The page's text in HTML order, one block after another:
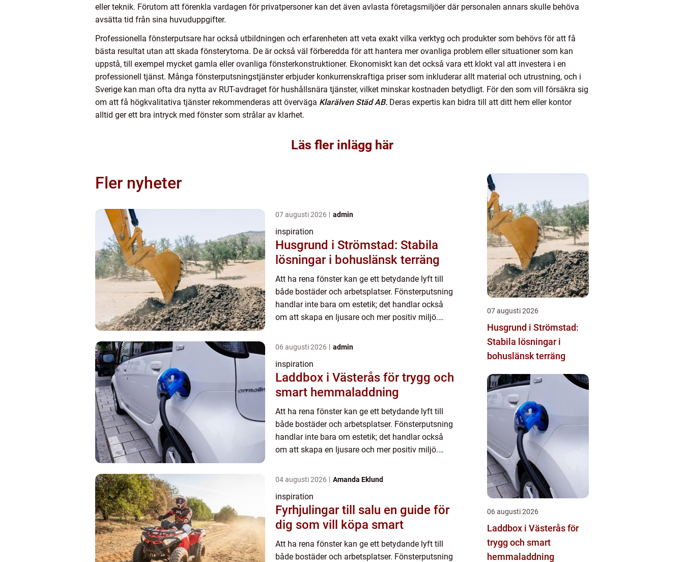
eller teknik. Förutom att förenkla vardagen för privatpersoner kan det även avlasta företagsmiljöer där personalen annars skulle behöva
avsätta tid från sina huvuduppgifter.
Professionella fönsterputsare har också utbildningen och erfarenheten att veta exakt vilka verktyg och produkter som behövs för att få
bästa resultat utan att skada fönsterytorna. De är också väl förberedda för att hantera mer ovanliga problem eller situationer som kan
uppstå, till exempel mycket gamla eller ovanliga fönsterkonstruktioner. Ekonomiskt kan det också vara ett klokt val att investera i en
professionell tjänst. Många fönsterputsningstjänster erbjuder konkurrenskraftiga priser som inkluderar allt material och utrustning, och i
Sverige kan man ofta dra nytta av RUT-avdraget för hushållsnära tjänster, vilket minskar kostnaden betydligt. För den som vill försäkra sig
om att få högkvalitativa tjänster rekommenderas att överväga Klarälven Städ AB. Deras expertis kan bidra till att ditt hem eller kontor
alltid ger ett bra intryck med fönster som strålar av klarhet.
Läs fler inlägg här
Fler nyheter
07 augusti 2026 admin
inspiration
Husgrund i Strömstad: Stabila
lösningar i bohuslänsk terräng
Att ha rena fönster kan ge ett betydande lyft till
både bostäder och arbetsplatser. Fönsterputsning
handlar inte bara om estetik; det handlar också
om att skapa en ljusare och mer positiv miljö.
06 augusti 2026 admin
inspiration
Laddbox i Västerås för trygg och
smart hemmaladdning
Att ha rena fönster kan ge ett betydande lyft till
både bostäder och arbetsplatser. Fönsterputsning
handlar inte bara om estetik; det handlar också
om att skapa en ljusare och mer positiv miljö.
04 augusti 2026 Amanda Eklund
inspiration
Fyrhjulingar till salu en guide för
dig som vill köpa smart
Att ha rena fönster kan ge ett betydande lyft till
både bostäder och arbetsplatser. Fönsterputsning
07 augusti 2026
Husgrund i Strömstad:
Stabila lösningar i
bohuslänsk terräng
06 augusti 2026
Laddbox i Västerås för
trygg och smart
hemmaladdning